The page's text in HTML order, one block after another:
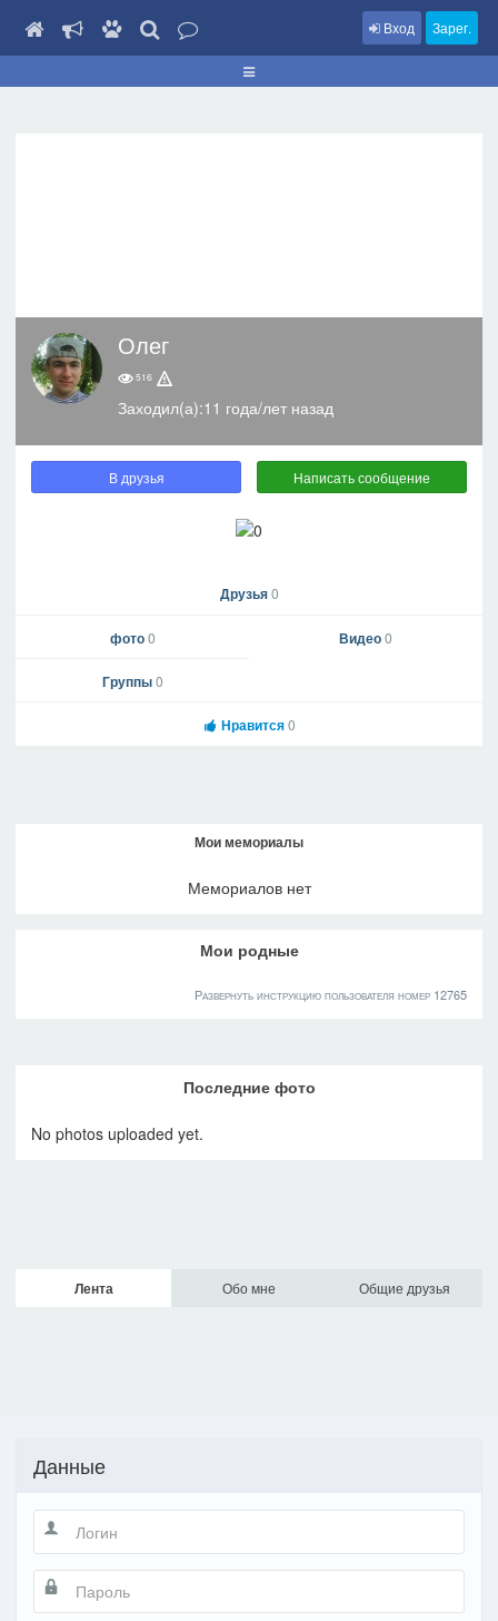
Вход Зарег.
Олег
516
Заходил(а):11 года/лет назад
В друзья Написать сообщение
Друзья0
фото0 Видео0
Группы0
Нравится0
Мои мемориалы
Мемориалов нет
Мои родные
Развернуть инструкцию пользователя номер 12765
Последние фото
No photos uploaded yet.
Лента Обо мне Общие друзья
Данные